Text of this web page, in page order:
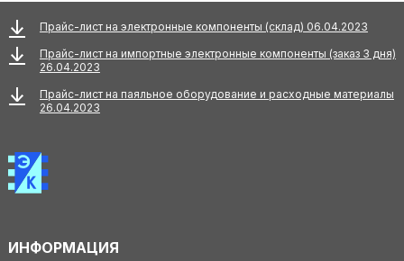
Прайс-лист на электронные компоненты (склад) 06.04.2023
Прайс-лист на импортные электронные компоненты (заказ 3 дня)
26.04.2023
Прайс-лист на паяльное оборудование и расходные материалы
26.04.2023
ИНФОРМАЦИЯ